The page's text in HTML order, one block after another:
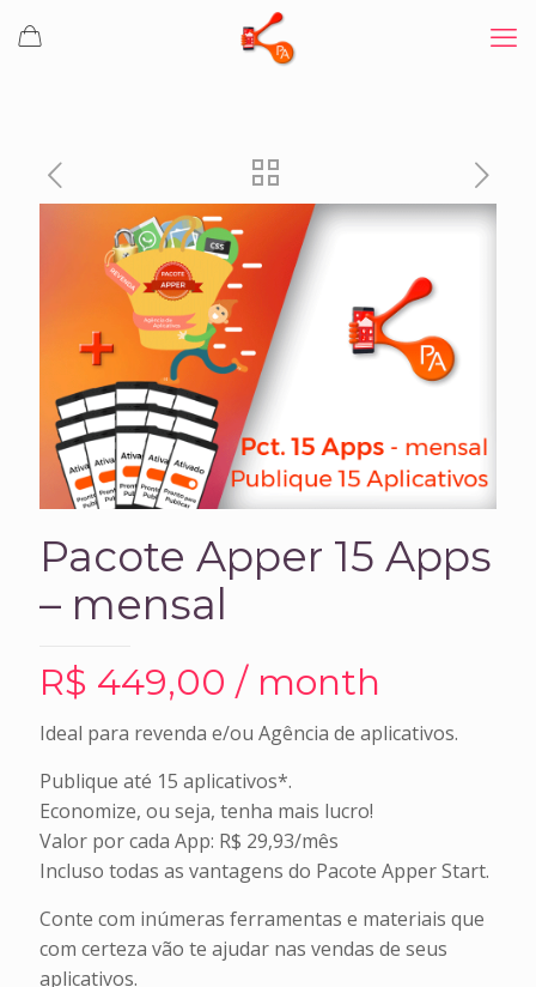
Pacote Apper 15 Apps
– mensal
R$ 449,00 / month
Ideal para revenda e/ou Agência de aplicativos.
Publique até 15 aplicativos*.
Economize, ou seja, tenha mais lucro!
Valor por cada App: R$ 29,93/mês
Incluso todas as vantagens do Pacote Apper Start.
Conte com inúmeras ferramentas e materiais que
com certeza vão te ajudar nas vendas de seus
aplicativos.